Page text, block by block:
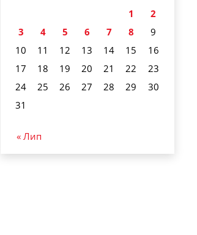
1
2
3
4 5 6 7 8
9
10
11 12 13 14 15
16
17
18 19 20 21 22
23
24
25 26 27 28 29
30
31
« Лип